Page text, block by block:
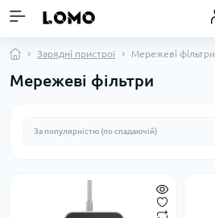
Зарядні пристрої Мережеві фільтри
Мережеві фільтри